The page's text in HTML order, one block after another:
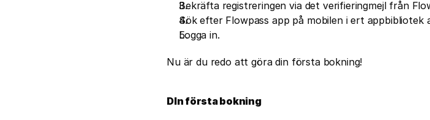
Bekräfta registreringen via det verifieringmejl från
Sök efter Flowpass app på mobilen i ert appbibliotek
Logga in.
Nu är du redo att göra din första bokning!
DIn första bokning